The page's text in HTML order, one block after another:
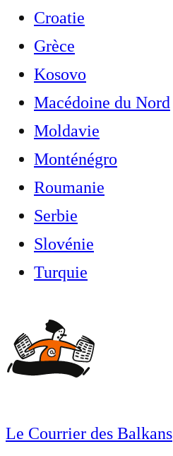
Croatie
Grèce
Kosovo
Macédoine du Nord
Moldavie
Monténégro
Roumanie
Serbie
Slovénie
Turquie
Le Courrier des Balkans